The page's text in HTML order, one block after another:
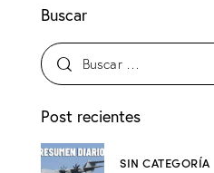
Buscar
Post recientes
SIN CATEGORÍA